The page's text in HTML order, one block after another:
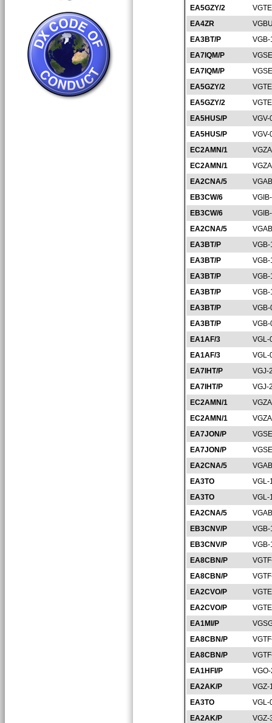
EA5GZY/2
EA4ZR
EA3BT/P
EA7IQM/P
EA7IQM/P
EA5GZY/2
EA5GZY/2
EA5HUS/P
VGV-
EA5HUS/P
VGV-
EC2AMN/1
EC2AMN/1
EA2CNA/5
EB3CW/6
EB3CW/6
EA2CNA/5
EA3BT/P
EA3BT/P
EA3BT/P
EA3BT/P
EA3BT/P
EA3BT/P
EA1AF/3
VGL-
EA1AF/3
VGL-
EA7IHT/P
VGJ-
EA7IHT/P
VGJ-
EC2AMN/1
EC2AMN/1
EA7JON/P
EA7JON/P
EA2CNA/5
EA3TO
VGL-
EA3TO
VGL-
EA2CNA/5
EB3CNV/P
EB3CNV/P
EA8CBN/P
EA8CBN/P
EA2CVO/P
EA2CVO/P
EA1MI/P
EA8CBN/P
EA8CBN/P
EA1HFI/P
EA2AK/P
VGZ-
EA3TO
VGL-
EA2AK/P
VGZ-